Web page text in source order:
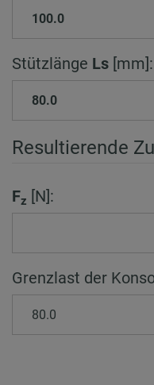
Stützlänge Ls [mm]:
Resultierende
Fz [N]:
Grenzlast der